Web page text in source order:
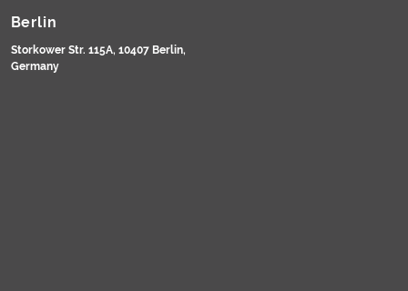
Berlin
Storkower Str. 115A, 10407 Berlin,
Germany